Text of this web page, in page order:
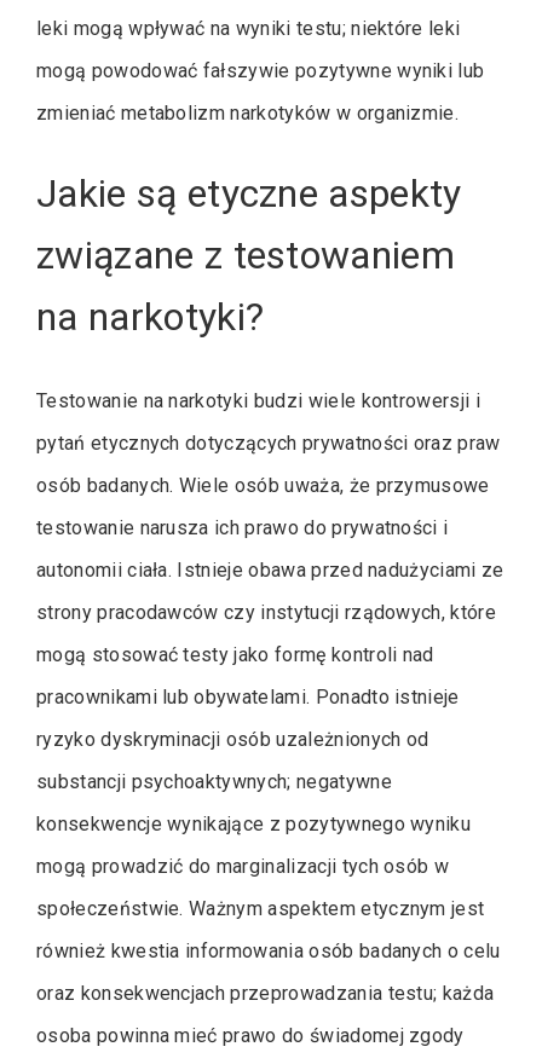
leki mogą wpływać na wyniki testu; niektóre leki
mogą powodować fałszywie pozytywne wyniki lub
zmieniać metabolizm narkotyków w organizmie.
Jakie są etyczne aspekty
związane z testowaniem
na narkotyki?
Testowanie na narkotyki budzi wiele kontrowersji i
pytań etycznych dotyczących prywatności oraz praw
osób badanych. Wiele osób uważa, że przymusowe
testowanie narusza ich prawo do prywatności i
autonomii ciała. Istnieje obawa przed nadużyciami ze
strony pracodawców czy instytucji rządowych, które
mogą stosować testy jako formę kontroli nad
pracownikami lub obywatelami. Ponadto istnieje
ryzyko dyskryminacji osób uzależnionych od
substancji psychoaktywnych; negatywne
konsekwencje wynikające z pozytywnego wyniku
mogą prowadzić do marginalizacji tych osób w
społeczeństwie. Ważnym aspektem etycznym jest
również kwestia informowania osób badanych o celu
oraz konsekwencjach przeprowadzania testu; każda
osoba powinna mieć prawo do świadomej zgody